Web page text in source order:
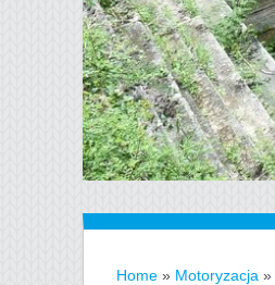
Home » Motoryzacja »